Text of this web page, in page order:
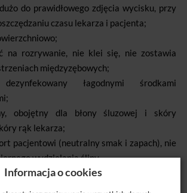
do prawidłowego zdjęcia wycisku, przy
czasu lekarza i pacjenta;
na rozrywanie, nie klei się, nie zostawia
międzyzębowych;
łagodnymi środkami
obojętny dla błony śluzowej i skóry
rąk lekarza;
pacjentowi (neutralny smak i zapach), nie
wydzielania śliny.
Informacja o cookies